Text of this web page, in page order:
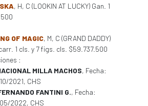
, H, C (LOOKIN AT LUCKY) Gan. 1
OF MAGIC, M, C (GRAND DADDY)
1 cls. y 7 figs. cls. $59.737.500
:
MILLA MACHOS, Fecha:
2021, CHS
FANTINI G., Fecha:
2022, CHS